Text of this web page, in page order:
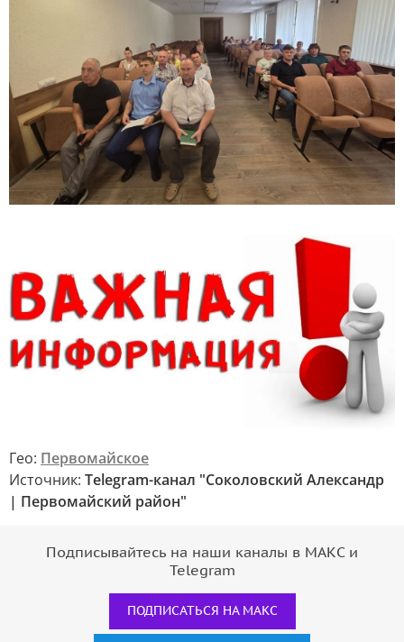
Гео: Первомайское
Источник: Telegram-канал "Соколовский Александр
| Первомайский район"
Подписывайтесь на наши каналы в МАКС и
Telegram
ПОДПИСАТЬСЯ НА МАКС